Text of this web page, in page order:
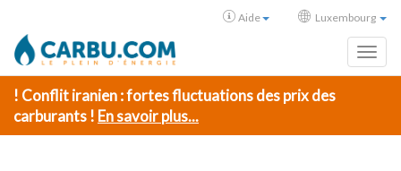
Aide Luxembourg
! Conflit iranien : fortes fluctuations des prix des
carburants ! En savoir plus...